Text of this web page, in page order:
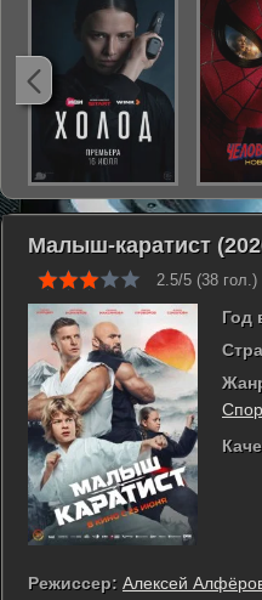
Малыш-каратист
2.5/5 (38 гол.)
Год
Режиссер: Алексей